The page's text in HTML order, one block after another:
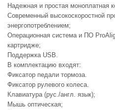
Надежная и простая моноплатная
Современный высокоскоростной
энергопотреблением;
Операционная система и ПО
картридже;
Поддержка USB.
В комплектацию входят:
Фиксатор педали тормоза.
Фиксатор рулевого колеса.
Клавиатура (рус./англ. язык);
Мышь оптическая;